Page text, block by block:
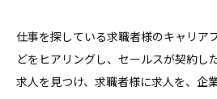
仕事を探している求職者様のキャリア
どをヒアリングし、セールスが契約し
求人を見つけ、求職者様に求人を、企